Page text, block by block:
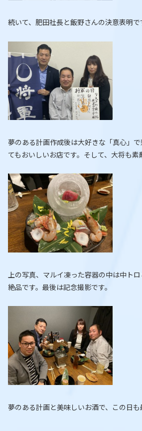
続いて、肥田社長と飯野さんの決意表明で
夢のある計画作成後は大好きな「真心」
てもおいしいお店です。そして、大将も素
上の写真、マルイ凍った容器の中は中トロ
絶品です。最後は記念撮影です。
夢のある計画と美味しいお酒で、この日も